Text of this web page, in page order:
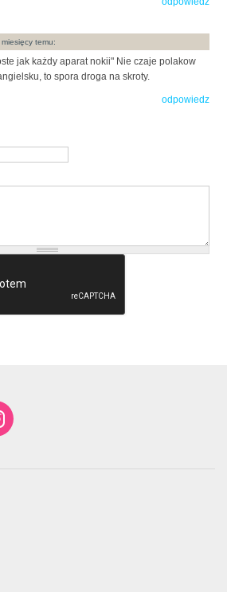
temu:
jak każdy aparat nokii" Nie czaje polakow
to spora droga na skroty.
odpowiedz